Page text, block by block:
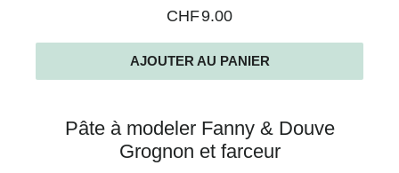
CHF9.00
AJOUTER AU PANIER
Pâte à modeler Fanny & Douve
Grognon et farceur